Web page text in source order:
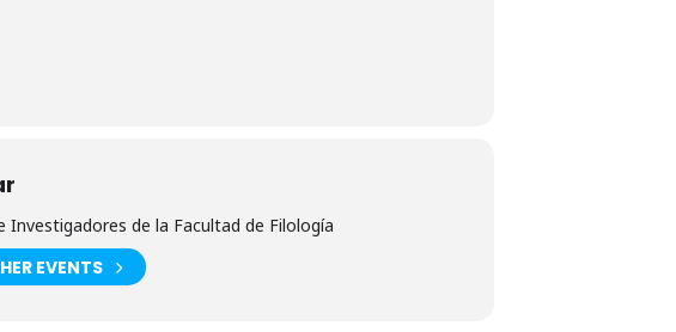
Investigadores de la Facultad de Filología
EVENTS